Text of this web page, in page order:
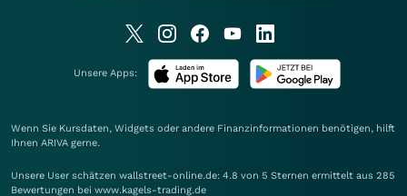
Unsere Apps:
Wenn Sie Kursdaten, Widgets oder andere Finanzinformationen benötigen, hilft
Ihnen ARIVA gerne.
Unsere User schätzen wallstreet-online.de: 4.8 von 5 Sternen ermittelt aus 285
Bewertungen bei www.kagels-trading.de